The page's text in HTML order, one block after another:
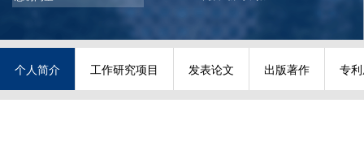
个人简介 工作研究项目 发表论文 出版著作 专